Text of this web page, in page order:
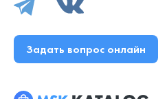
Задать вопрос онлайн